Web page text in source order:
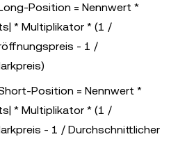
Position = Nennwert *
* Multiplikator * (1 /
- 1 /
Position = Nennwert *
* Multiplikator * (1 /
- 1 / Durchschnittlicher